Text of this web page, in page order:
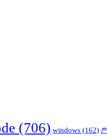
(706) windows (162)